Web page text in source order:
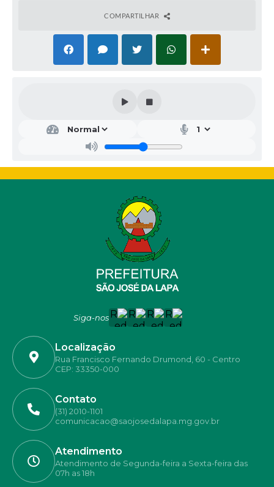
COMPARTILHAR
Siga-nos
Localização
Rua Francisco Fernando Drumond, 60 - Centro
CEP: 33350-000
Contato
(31) 2010-1101
comunicacao@saojosedalapa.mg.gov.br
Atendimento
Atendimento de Segunda-feira a Sexta-feira das
07h as 18h